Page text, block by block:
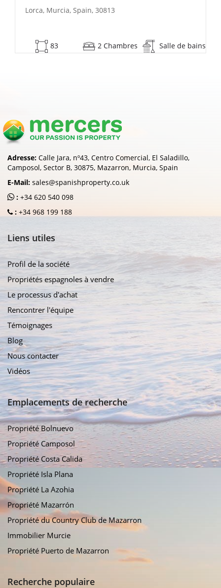
Lorca, Murcia, Spain, 30813
0 2 Chambres Salle de bains
Adresse: Calle Jara, nº43, Centro Comercial, El Saladillo,
Camposol, Sector B, 30875, Mazarron, Murcia, Spain
E-Mail: sales@spanishproperty.co.uk
: +34 620 540 098
: +34 968 199 188
Liens utiles
Profil de la société
Propriétés espagnoles à vendre
Le processus d'achat
Rencontrer l'équipe
Témoignages
Blog
Nous contacter
Vidéos
Emplacements de recherche
Propriété Bolnuevo
Propriété Camposol
Propriété Costa Calida
Propriété Isla Plana
Propriété La Azohia
Propriété Mazarrón
Propriété du Country Club de Mazarron
Immobilier Murcie
Propriété Puerto de Mazarron
Recherche populaire